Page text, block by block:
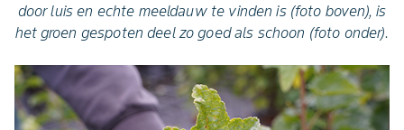
door luis en echte meeldauw te vinden is (foto boven), is
het groen gespoten deel zo goed als schoon (foto onder).